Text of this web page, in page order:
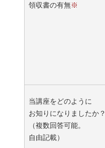
領収書の有無※
当講座をどのように
お知りになりましたか？
（複数回答可能。
自由記載）